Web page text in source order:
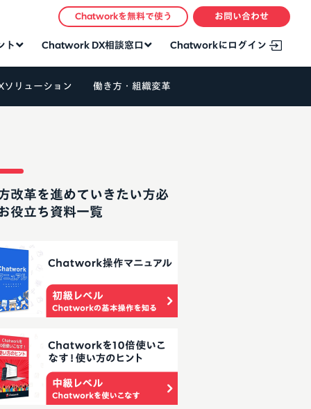
ト Chatwork DX相談窓口 Chatworkにログイン
Chatworkを無料で使う お問い合わせ
ソリューション 働き方・組織変革
改革を進めていきたい方必
役立ち資料一覧